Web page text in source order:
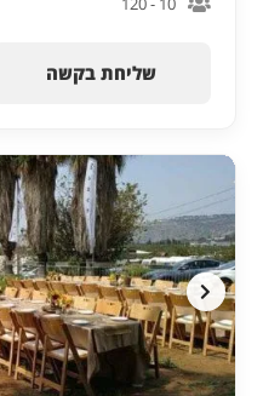
שליחת בקשה